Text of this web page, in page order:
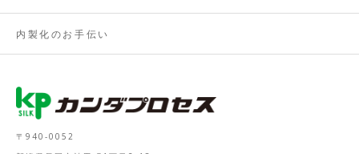
内製化のお手伝い
〒940-0052